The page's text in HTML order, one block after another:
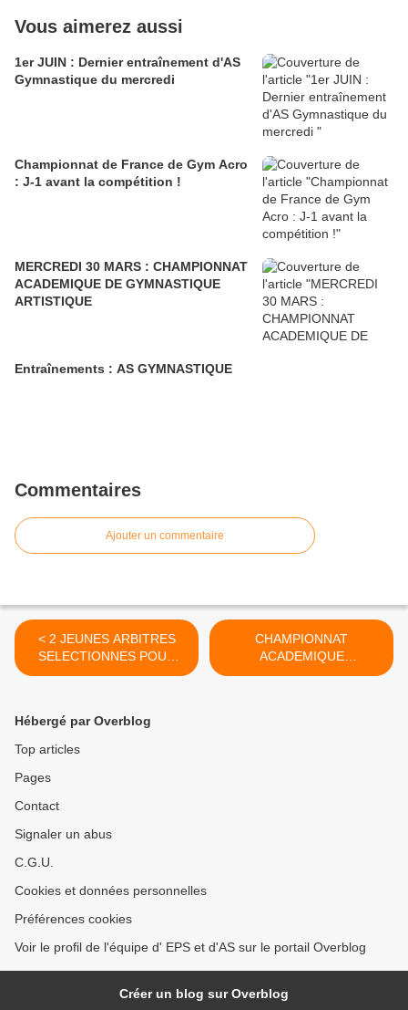
Vous aimerez aussi
1er JUIN : Dernier entraînement d'AS
Gymnastique du mercredi
Championnat de France de Gym Acro
: J-1 avant la compétition !
MERCREDI 30 MARS : CHAMPIONNAT
ACADEMIQUE DE GYMNASTIQUE
ARTISTIQUE
Entraînements : AS GYMNASTIQUE
Commentaires
Ajouter un commentaire
< 2 JEUNES ARBITRES
SELECTIONNES POUR
LES ACADEMIQUES DE
CHAMPIONNAT
ACADEMIQUE
GYMNASTIQUE
Hébergé par Overblog
Top articles
Pages
Contact
Signaler un abus
C.G.U.
Cookies et données personnelles
Préférences cookies
Voir le profil de l'équipe d' EPS et d'AS sur le portail Overblog
Créer un blog sur Overblog